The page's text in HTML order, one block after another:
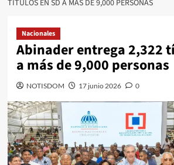
TÍTULOS EN SD A MÁS DE 9,000 PERSONAS
Nacionales
Abinader entrega 2,322
a más de 9,000 personas
NOTISDOM 17 junio 2026 0